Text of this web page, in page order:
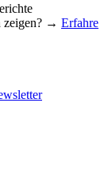
zeigen? → Erfahre